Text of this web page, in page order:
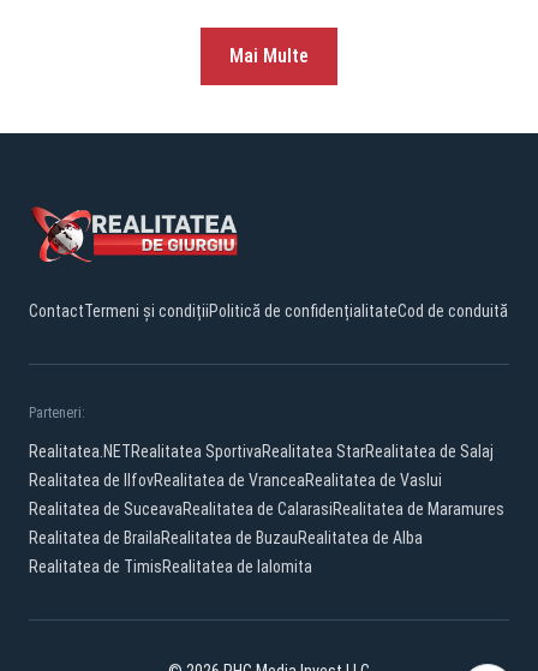
Mai Multe
ContactTermeni și condițiiPolitică de confidențialitateCod de conduită
Parteneri:
Realitatea.NETRealitatea SportivaRealitatea StarRealitatea de Salaj
Realitatea de IlfovRealitatea de VranceaRealitatea de Vaslui
Realitatea de SuceavaRealitatea de CalarasiRealitatea de Maramures
Realitatea de BrailaRealitatea de BuzauRealitatea de Alba
Realitatea de TimisRealitatea de Ialomita